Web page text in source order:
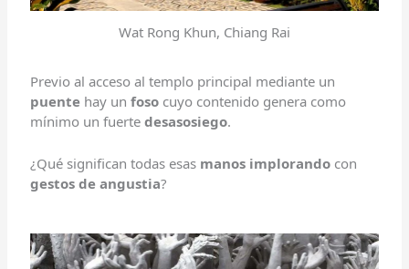
Wat Rong Khun, Chiang Rai
Previo al acceso al templo principal mediante un
puente hay unfoso cuyo contenido genera como
mínimo un fuertedesasosiego.
¿Qué significan todas esas manos implorando con
gestos de angustia?